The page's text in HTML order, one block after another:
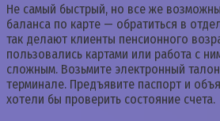
Не самый быстрый, но все же
баланса по карте — обратиться в
так делают клиенты пенсионного
пользовались картами или работа с
сложным. Возьмите электронный
терминале. Предъявите паспорт и
хотели бы проверить состояние счета.